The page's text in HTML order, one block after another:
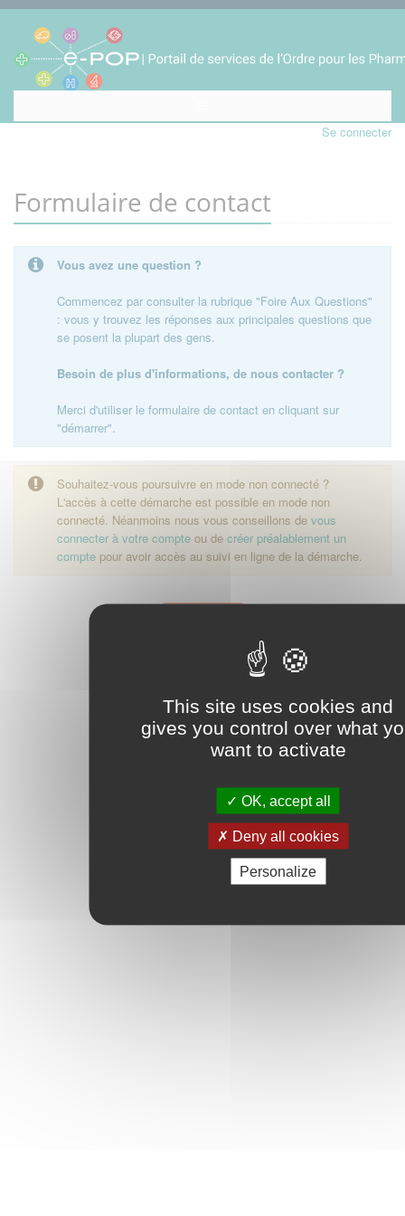
This site uses cookies and
gives you control over what
want to activate
OK, accept all
Deny all cookies
Personalize
Se connecter
Formulaire de contact
Vous avez une question ?
Commencez par consulter la rubrique "Foire Aux Questions"
: vous y trouvez les réponses aux principales questions que
se posent la plupart des gens.
Besoin de plus d'informations, de nous contacter ?
Merci d'utiliser le formulaire de contact en cliquant sur
"démarrer".
Souhaitez-vous poursuivre en mode non connecté ?
L'accès à cette démarche est possible en mode non
connecté. Néanmoins nous vous conseillons de vous
connecter à votre compte ou de créer préalablement un
compte pour avoir accès au suivi en ligne de la démarche.